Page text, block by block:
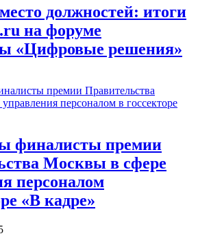
должностей: итоги
на форуме
«Цифровые решения»
финалисты премии
Москвы в сфере
персоналом
«В кадре»